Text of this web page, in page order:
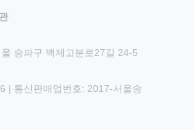
송파구 백제고분로27길 24-5
| 통신판매업번호: 2017-서울송